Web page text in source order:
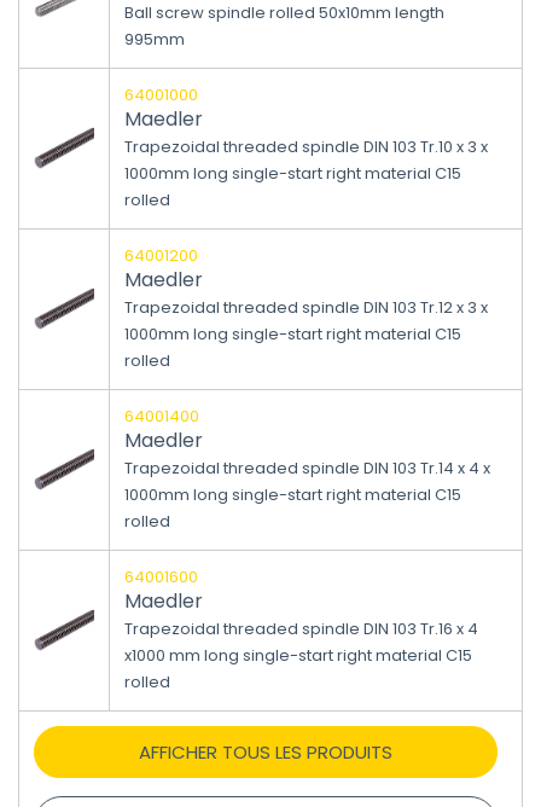
Ball screw spindle rolled 50x10mm length
995mm
64001000
Maedler
Trapezoidal threaded spindle DIN 103 Tr.10 x 3 x
1000mm long single-start right material C15
rolled
64001200
Maedler
Trapezoidal threaded spindle DIN 103 Tr.12 x 3 x
1000mm long single-start right material C15
rolled
64001400
Maedler
Trapezoidal threaded spindle DIN 103 Tr.14 x 4 x
1000mm long single-start right material C15
rolled
64001600
Maedler
Trapezoidal threaded spindle DIN 103 Tr.16 x 4
x1000 mm long single-start right material C15
rolled
AFFICHER TOUS LES PRODUITS